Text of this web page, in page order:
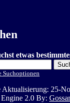
etwas
Suchoptionen
Aktualisierung: 25-
2.0 By: